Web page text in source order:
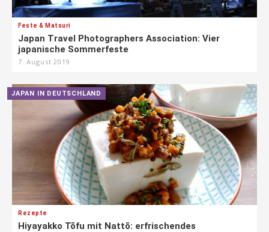
Feste & Matsuri
Japan Travel Photographers Association: Vier
japanische Sommerfeste
7. August 2019
JAPAN IN DEUTSCHLAND
Rezepte
Hiyayakko Tōfu mit Nattō: erfrischendes